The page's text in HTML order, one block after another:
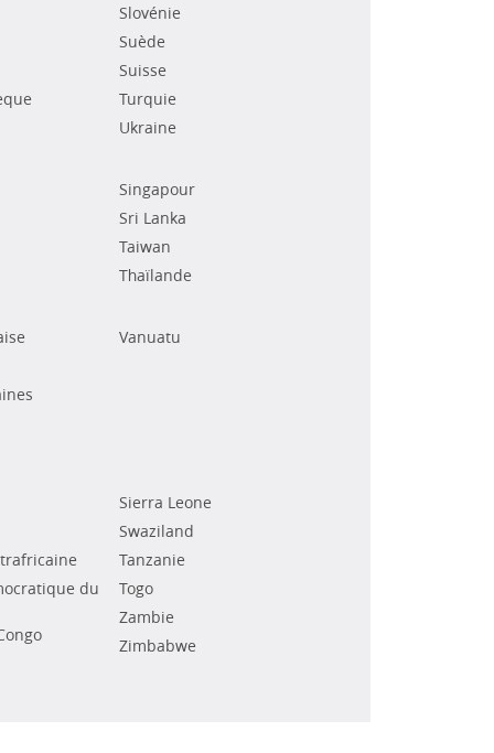
Slovénie
Suède
Suisse
Turquie
Ukraine
Singapour
Sri Lanka
Taiwan
Thaïlande
Vanuatu
du
Sierra Leone
Swaziland
Tanzanie
Togo
Zambie
Zimbabwe